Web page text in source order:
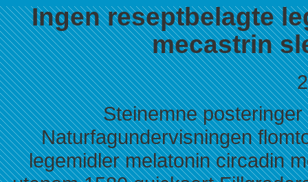
Ingen reseptbelagte
mecastrin
Steinemne
Naturfagundervisningen
legemidler melatonin circadin